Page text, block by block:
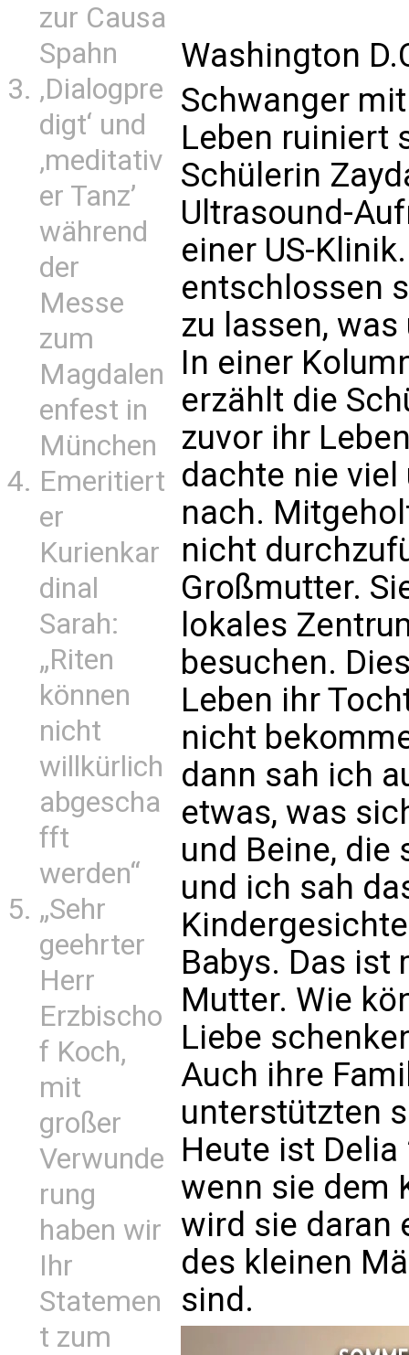
zur Causa
Spahn
‚Dialogpre
digt‘ und
‚meditativ
er Tanz’
während
der
Messe
zum
Magdalen
enfest in
München
Emeritiert
er
Kurienkar
dinal
Sarah:
„Riten
können
nicht
willkürlich
abgescha
fft
werden“
„Sehr
geehrter
Herr
Erzbischo
f Koch,
mit
großer
Verwunde
rung
haben wir
Ihr
Statemen
t zum
Washington
Schwanger
Leben ruiniert
Schülerin
Ultrasound-
einer US-
entschlossen
zu lassen,
In einer
erzählt die
zuvor ihr
dachte nie
nach.
nicht
Großmutter.
lokales
besuchen.
Leben ihr
nicht
dann sah ich
etwas, was
und Beine, die
und ich sah
Babys. Das ist
Mutter. Wie
Liebe
Auch ihre
unterstützten
Heute ist
wenn sie dem
wird sie daran
des kleinen
sind.